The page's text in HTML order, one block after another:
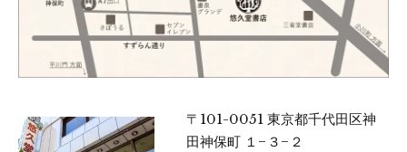
〒101-0051 東京都千代田区神
田神保町 １−３−２